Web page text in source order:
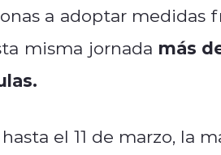
a adoptar medidas
misma jornada más
el 11 de marzo, la